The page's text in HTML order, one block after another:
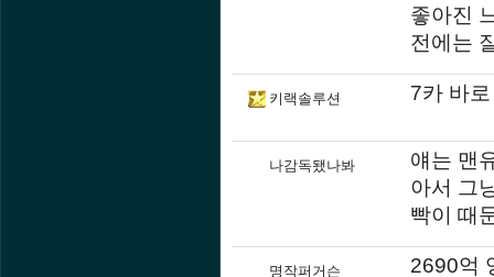
좋아진
전에는
키랙솔루션 7카 바
나감독됐나봐
얘는 맨
아서 그
빡이 때
명작퍼거슨 2690억